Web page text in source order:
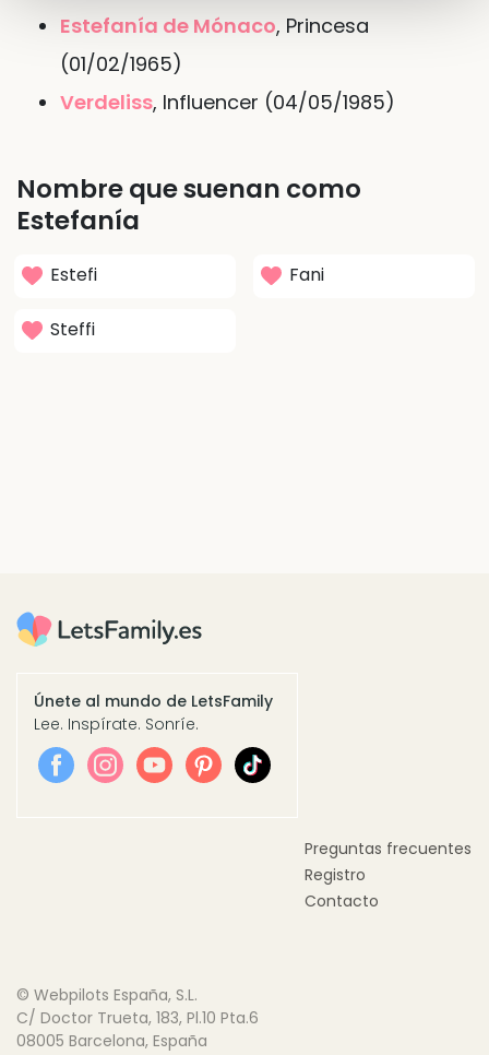
Estefanía de Mónaco, Princesa
(01/02/1965)
Verdeliss, Influencer (04/05/1985)
Nombre que suenan como
Estefanía
Estefi Fani
Steffi
Únete al mundo de LetsFamily
Lee. Inspírate. Sonríe.
Preguntas frecuentes
Registro
Contacto
© Webpilots España, S.L.
C/ Doctor Trueta, 183, Pl.10 Pta.6
08005 Barcelona, España